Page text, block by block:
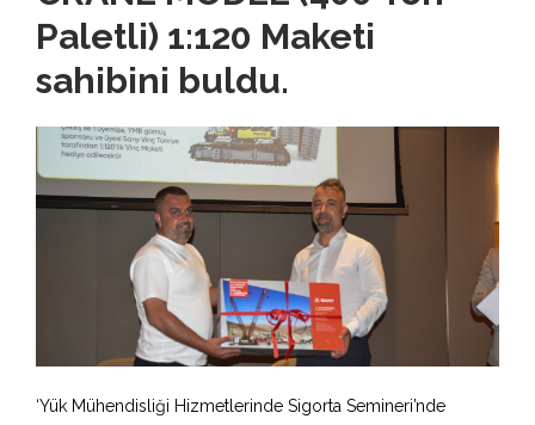
Paletli) 1:120 Maketi
sahibini buldu.
‘Yük Mühendisliği Hizmetlerinde Sigorta Semineri’nde